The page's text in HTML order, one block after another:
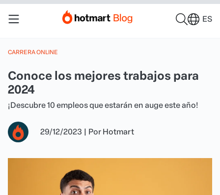
ES
CARRERA ONLINE
Conoce los mejores trabajos para
2024
¡Descubre 10 empleos que estarán en auge este año!
29/12/2023 | Por Hotmart